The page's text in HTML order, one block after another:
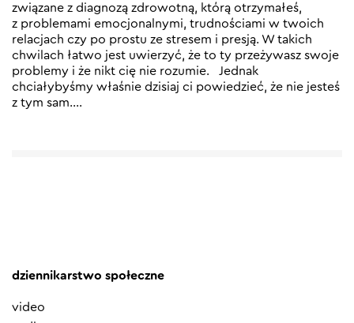
związane z diagnozą zdrowotną, którą otrzymałeś,
z problemami emocjonalnymi, trudnościami w twoich
relacjach czy po prostu ze stresem i presją. W takich
chwilach łatwo jest uwierzyć, że to ty przeżywasz swoje
problemy i że nikt cię nie rozumie. Jednak
chciałybyśmy właśnie dzisiaj ci powiedzieć, że nie jesteś
z tym sam.…
dziennikarstwo społeczne
video